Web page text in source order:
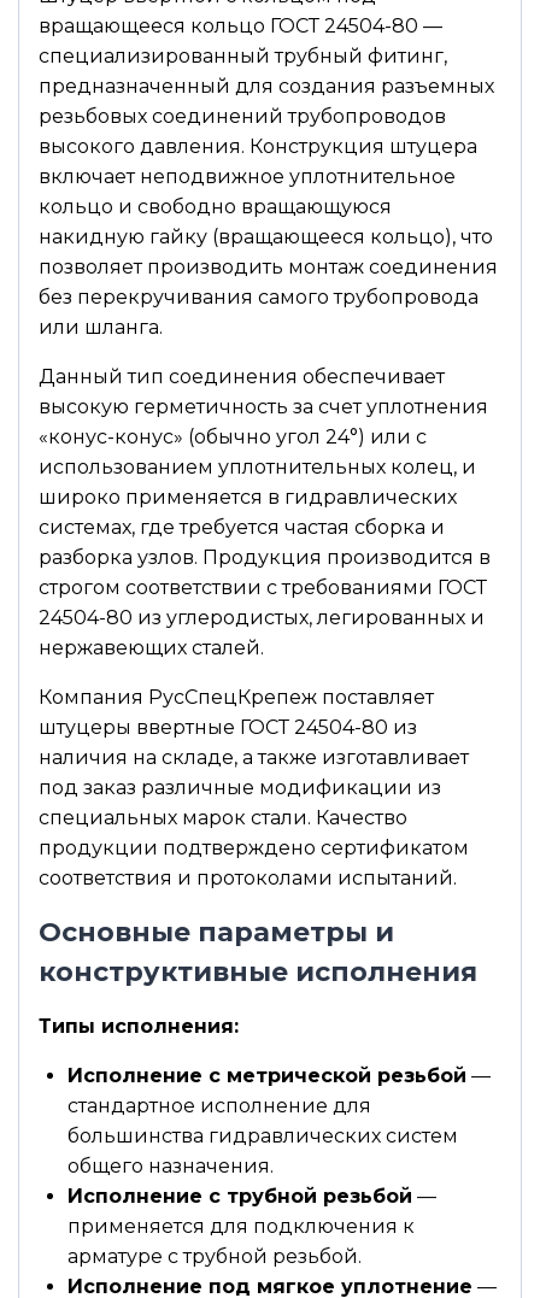
вращающееся кольцо ГОСТ 24504-80 —
специализированный трубный фитинг,
предназначенный для создания разъемных
резьбовых соединений трубопроводов
высокого давления. Конструкция штуцера
включает неподвижное уплотнительное
кольцо и свободно вращающуюся
накидную гайку (вращающееся кольцо), что
позволяет производить монтаж соединения
без перекручивания самого трубопровода
или шланга.
Данный тип соединения обеспечивает
высокую герметичность за счет уплотнения
«конус-конус» (обычно угол 24°) или с
использованием уплотнительных колец, и
широко применяется в гидравлических
системах, где требуется частая сборка и
разборка узлов. Продукция производится в
строгом соответствии с требованиями ГОСТ
24504-80 из углеродистых, легированных и
нержавеющих сталей.
Компания РусСпецКрепеж поставляет
штуцеры ввертные ГОСТ 24504-80 из
наличия на складе, а также изготавливает
под заказ различные модификации из
специальных марок стали. Качество
продукции подтверждено сертификатом
соответствия и протоколами испытаний.
Основные параметры и
конструктивные исполнения
Типы исполнения:
Исполнение с метрической резьбой —
стандартное исполнение для
большинства гидравлических систем
общего назначения.
Исполнение с трубной резьбой —
применяется для подключения к
арматуре с трубной резьбой.
Исполнение под мягкое уплотнение —